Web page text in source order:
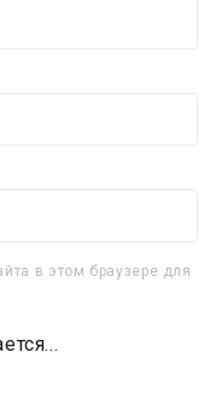
в этом браузере для